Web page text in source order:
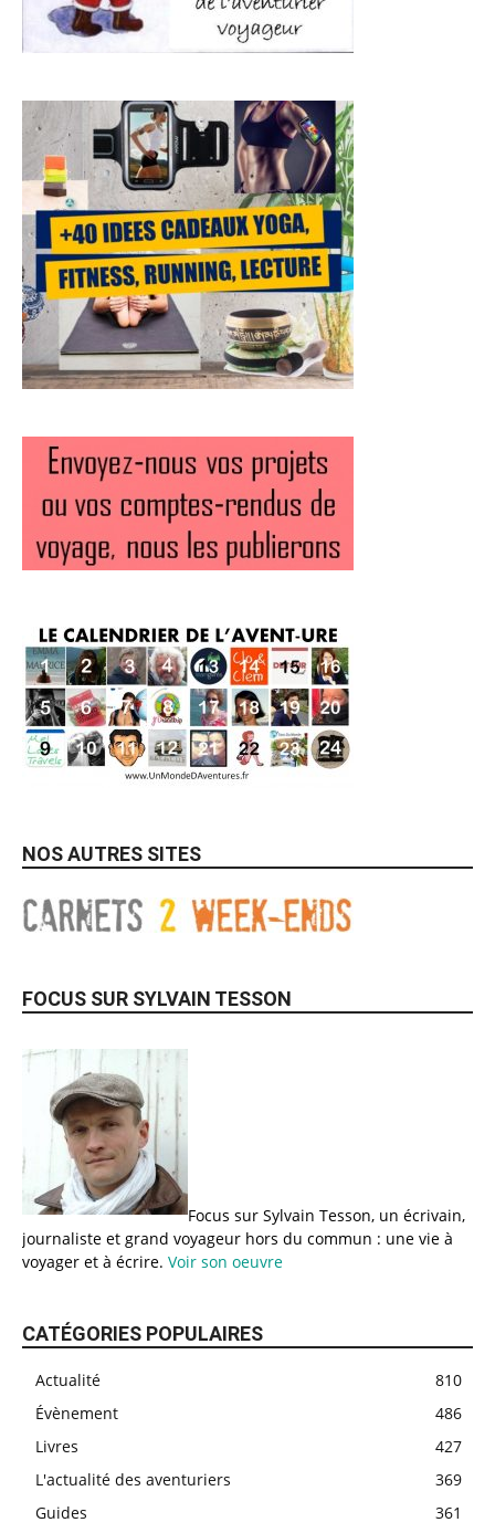
NOS AUTRES SITES
FOCUS SUR SYLVAIN TESSON
Focus sur Sylvain Tesson, un écrivain,
journaliste et grand voyageur hors du commun : une vie à
voyager et à écrire. Voir son oeuvre
CATÉGORIES POPULAIRES
Actualité
810
Évènement
486
Livres
427
L'actualité des aventuriers
369
Guides
361